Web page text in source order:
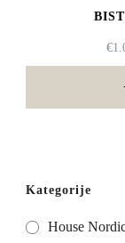
€
Kategorije
House